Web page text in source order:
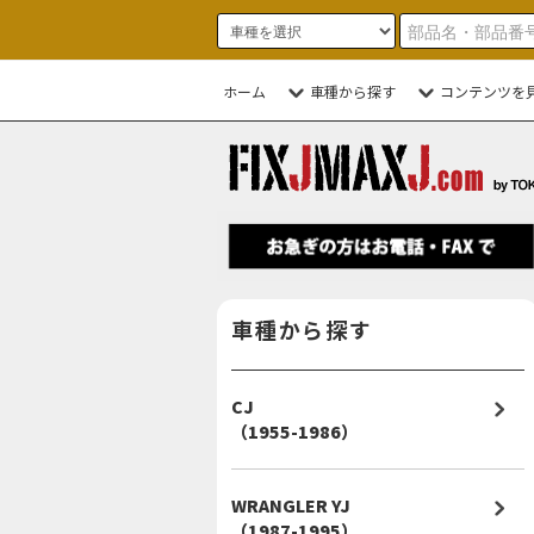
ホーム 車種から探す コンテンツを
車種から探す
CJ
（1955-1986）
WRANGLER YJ